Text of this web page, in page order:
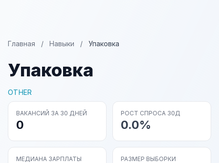
Главная / Навыки / Упаковка
Упаковка
OTHER
ВАКАНСИЙ ЗА 30 ДНЕЙ
0
РОСТ СПРОСА 30Д
0.0%
МЕДИАНА ЗАРПЛАТЫ РАЗМЕР ВЫБОРКИ